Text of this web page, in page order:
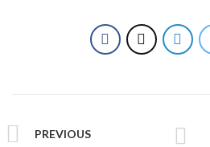
PREVIOUS